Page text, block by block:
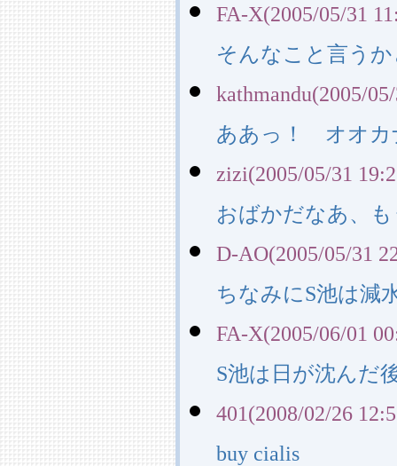
FA-X(2005/05/31
そんなこと言う
kathmandu(2005/
ああっ！ オオカ
zizi(2005/05/31
おばかだなあ、
D-AO(2005/05/31
ちなみにS池は減
FA-X(2005/06/01
S池は日が沈んだ
401(2008/02/26
buy cialis